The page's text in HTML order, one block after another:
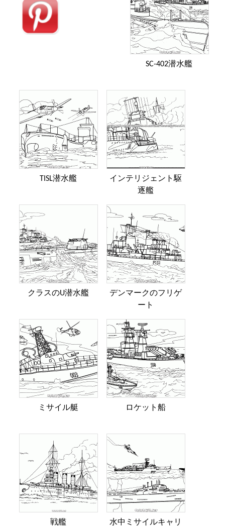
SC-402潜水艦
TISL潜水艦
インテリジェント駆
逐艦
クラスのU潜水艦
デンマークのフリゲ
ート
ミサイル艇 ロケット船
戦艦
水中ミサイルキャリ